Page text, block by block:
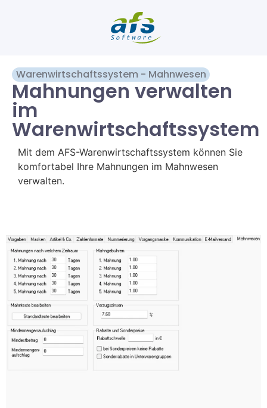
Warenwirtschaftssystem - Mahnwesen
Mahnungen verwalten
im
Warenwirtschaftssystem
Mit dem AFS-Warenwirtschaftssystem können Sie
komfortabel Ihre Mahnungen im Mahnwesen
verwalten.